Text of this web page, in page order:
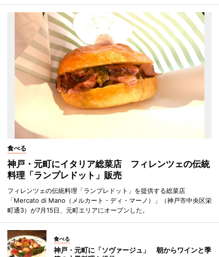
食べる
神戸・元町にイタリア総菜店 フィレンツェの伝統
料理「ランプレドット」販売
フィレンツェの伝統料理「ランプレドット」を提供する総菜店
「Mercato di Mano（メルカート・ディ・マーノ）」（神戸市中央区栄
町通3）が7月15日、元町エリアにオープンした。
食べる
神戸・元町に「ソヴァージュ」 朝からワインと季